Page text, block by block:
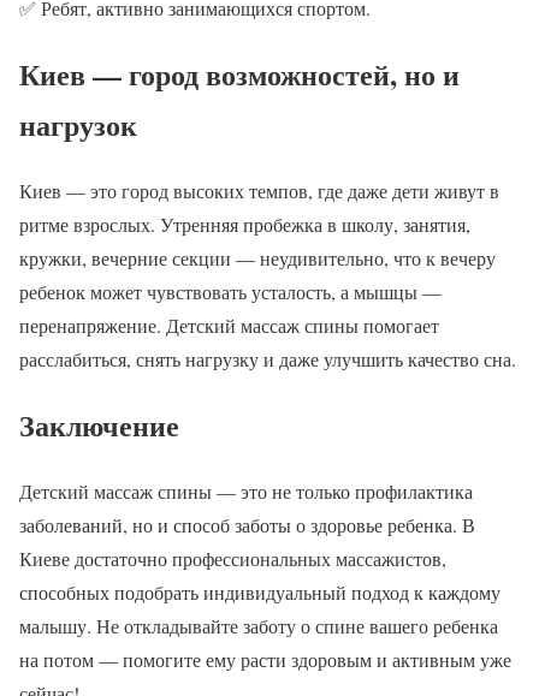
✅ Ребят, активно занимающихся спортом.
Киев — город возможностей, но и
нагрузок
Киев — это город высоких темпов, где даже дети живут в
ритме взрослых. Утренняя пробежка в школу, занятия,
кружки, вечерние секции — неудивительно, что к вечеру
ребенок может чувствовать усталость, а мышцы —
перенапряжение. Детский массаж спины помогает
расслабиться, снять нагрузку и даже улучшить качество сна.
Заключение
Детский массаж спины — это не только профилактика
заболеваний, но и способ заботы о здоровье ребенка. В
Киеве достаточно профессиональных массажистов,
способных подобрать индивидуальный подход к каждому
малышу. Не откладывайте заботу о спине вашего ребенка
на потом — помогите ему расти здоровым и активным уже